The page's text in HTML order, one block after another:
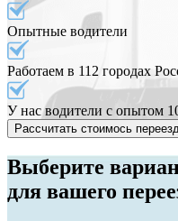
Опытные водители
Работаем в 112 городах
У нас водители с опытом
Рассчитать стоимось
Выберите
для вашего